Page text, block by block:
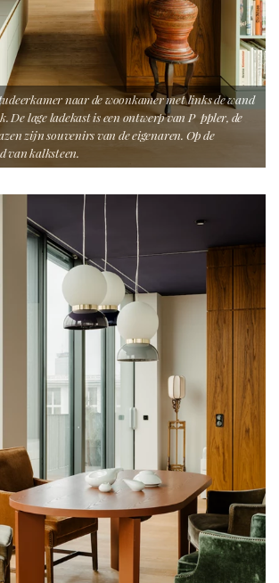
naar de woonkamer met links de wand
De lage ladekast is een ontwerp van P ppler, de
zijn souvenirs van de eigenaren. Op de
van kalksteen.